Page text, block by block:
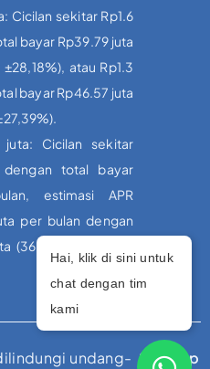
Cicilan sekitar Rp1.6
bayar Rp39.79 juta
atau Rp1.3
bayar Rp46.57 juta
juta: Cicilan sekitar
total bayar
estimasi APR
per bulan dengan
(36 bulan, estimasi
Hai, klik di sini untuk
chat dengan tim
kami
undang- Sitemap